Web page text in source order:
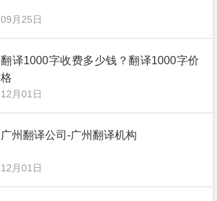
09月25日
翻译1000字收费多少钱？翻译1000字价
格
12月01日
广州翻译公司-广州翻译机构
12月01日